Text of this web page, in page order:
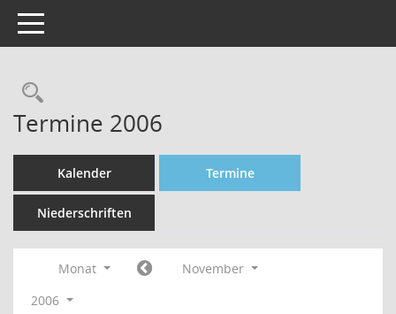
Toggle navigation
Rechercheauswahl
Termine 2006
Kalender Termine
Niederschriften
Monat
November
2006